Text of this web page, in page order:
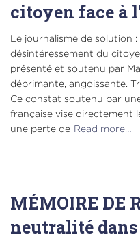
citoyen face à
Le journalisme de solution
désintéressement du
présenté et soutenu par
déprimante, angoissante.
Ce constat soutenu par
française vise directement
une perte de Read more…
MÉMOIRE DE
neutralité